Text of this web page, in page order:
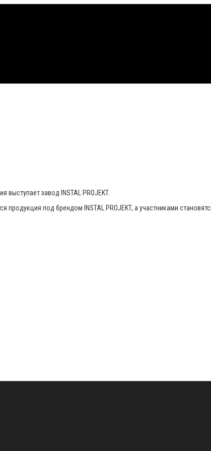
завод INSTAL PROJEKT.
под брендом INSTAL PROJEKT, а участниками